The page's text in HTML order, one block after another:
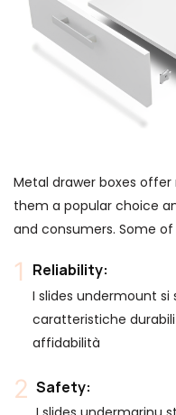
Metal drawer boxes
them a popular choice
and consumers. Some
Reliability:
I slides undermount
caratteristiche
affidabilità
Safety: